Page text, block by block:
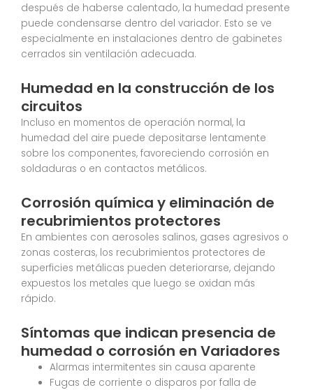
después de haberse calentado, la humedad presente
puede condensarse dentro del variador. Esto se ve
especialmente en instalaciones dentro de gabinetes
cerrados sin ventilación adecuada.
Humedad en la construcción de los
circuitos
Incluso en momentos de operación normal, la
humedad del aire puede depositarse lentamente
sobre los componentes, favoreciendo corrosión en
soldaduras o en contactos metálicos.
Corrosión química y eliminación de
recubrimientos protectores
En ambientes con aerosoles salinos, gases agresivos o
zonas costeras, los recubrimientos protectores de
superficies metálicas pueden deteriorarse, dejando
expuestos los metales que luego se oxidan más
rápido.
Síntomas que indican presencia de
humedad o corrosión en Variadores
Alarmas intermitentes sin causa aparente
Fugas de corriente o disparos por falla de